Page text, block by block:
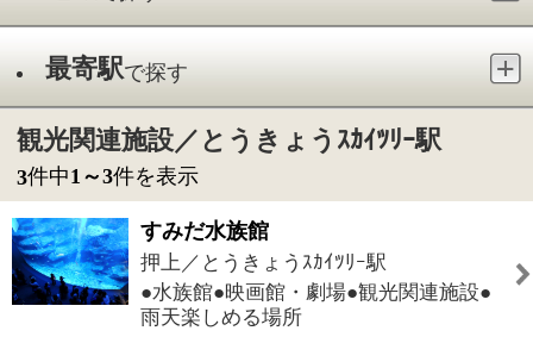
すみだ水族館
●水族館●映画館・劇場●観光関連施設●
雨天楽しめる場所
詳 細 求人募集 クーポン 地 図 インタビュー
コニカミノルタプラネタリウム天空
押上／とうきょうｽｶｲﾂﾘｰ駅
●映画館・劇場●展望施設●雨天楽しめる
場所●体験施設●観光関連施設
クーポン 地 図